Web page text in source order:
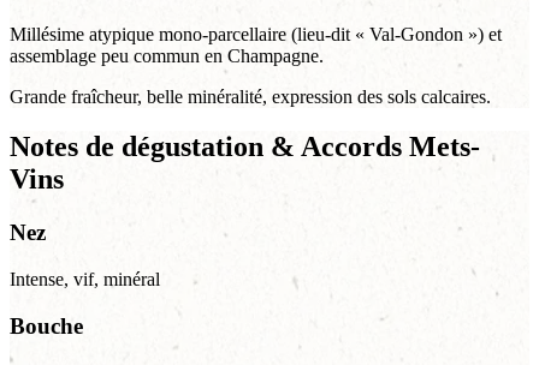
Millésime atypique mono-parcellaire (lieu-dit « Val-Gondon ») et
assemblage peu commun en Champagne.
Grande fraîcheur, belle minéralité, expression des sols calcaires.
Notes de dégustation & Accords Mets-
Vins
Nez
Intense, vif, minéral
Bouche